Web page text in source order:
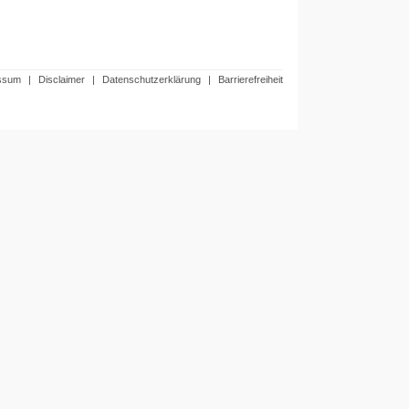
| Disclaimer | Datenschutzerklärung | Barrierefreiheit